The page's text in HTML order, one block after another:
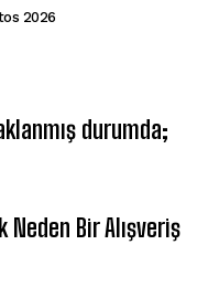
2026
durumda;
Bir Alışveriş